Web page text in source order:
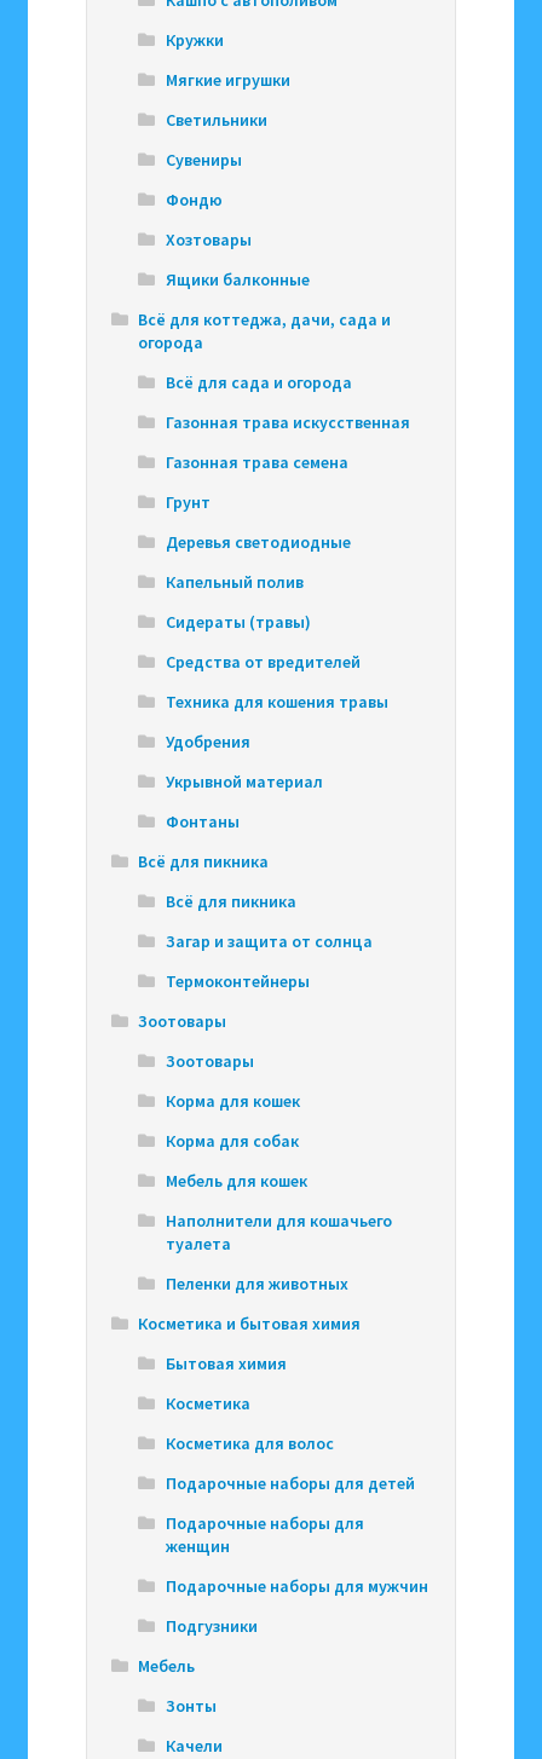
Кружки
Мягкие игрушки
Светильники
Сувениры
Фондю
Хозтовары
Ящики балконные
Всё для коттеджа, дачи, сада и
огорода
Всё для сада и огорода
Газонная трава искусственная
Газонная трава семена
Грунт
Деревья светодиодные
Капельный полив
Сидераты (травы)
Средства от вредителей
Техника для кошения травы
Удобрения
Укрывной материал
Фонтаны
Всё для пикника
Всё для пикника
Загар и защита от солнца
Термоконтейнеры
Зоотовары
Зоотовары
Корма для кошек
Корма для собак
Мебель для кошек
Наполнители для кошачьего
туалета
Пеленки для животных
Косметика и бытовая химия
Бытовая химия
Косметика
Косметика для волос
Подарочные наборы для детей
Подарочные наборы для
женщин
Подарочные наборы для мужчин
Подгузники
Мебель
Зонты
Качели